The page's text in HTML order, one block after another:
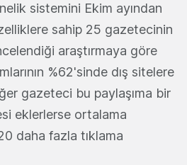
sistemini Ekim ayından
sahip 25 gazetecinin
araştırmaya göre
%62'sinde dış sitelere
gazeteci bu paylaşıma bir
eklerlerse ortalama
daha fazla tıklama